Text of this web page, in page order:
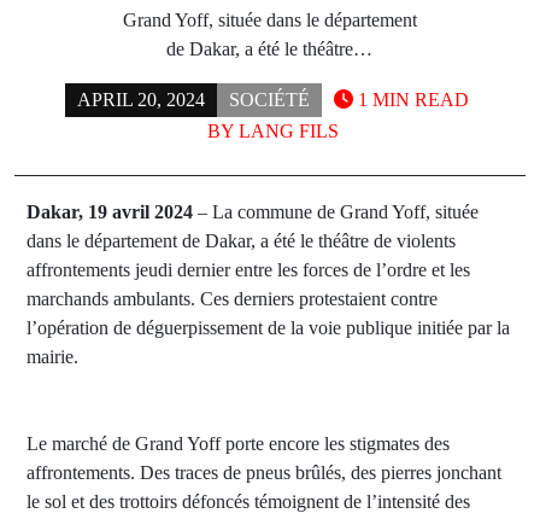
Grand Yoff, située dans le département
de Dakar, a été le théâtre…
APRIL 20, 2024
SOCIÉTÉ
BY LANG FILS
1 MIN READ
Dakar, 19 avril 2024 – La commune de Grand Yoff, située
dans le département de Dakar, a été le théâtre de violents
affrontements jeudi dernier entre les forces de l’ordre et les
marchands ambulants. Ces derniers protestaient contre
l’opération de déguerpissement de la voie publique initiée par la
mairie.
Le marché de Grand Yoff porte encore les stigmates des
affrontements. Des traces de pneus brûlés, des pierres jonchant
le sol et des trottoirs défoncés témoignent de l’intensité des